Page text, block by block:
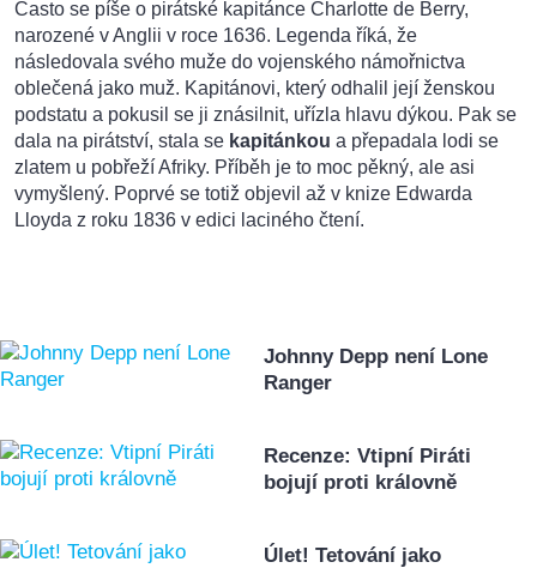
Často se píše o pirátské kapitánce Charlotte de Berry,
narozené v Anglii v roce 1636. Legenda říká, že
následovala svého muže do vojenského námořnictva
oblečená jako muž. Kapitánovi, který odhalil její ženskou
podstatu a pokusil se ji znásilnit, uřízla hlavu dýkou. Pak se
dala na pirátství, stala se kapitánkou a přepadala lodi se
zlatem u pobřeží Afriky. Příběh je to moc pěkný, ale asi
vymyšlený. Poprvé se totiž objevil až v knize Edwarda
Lloyda z roku 1836 v edici laciného čtení.
Johnny Depp není Lone
Ranger
Recenze: Vtipní Piráti
bojují proti královně
Úlet! Tetování jako